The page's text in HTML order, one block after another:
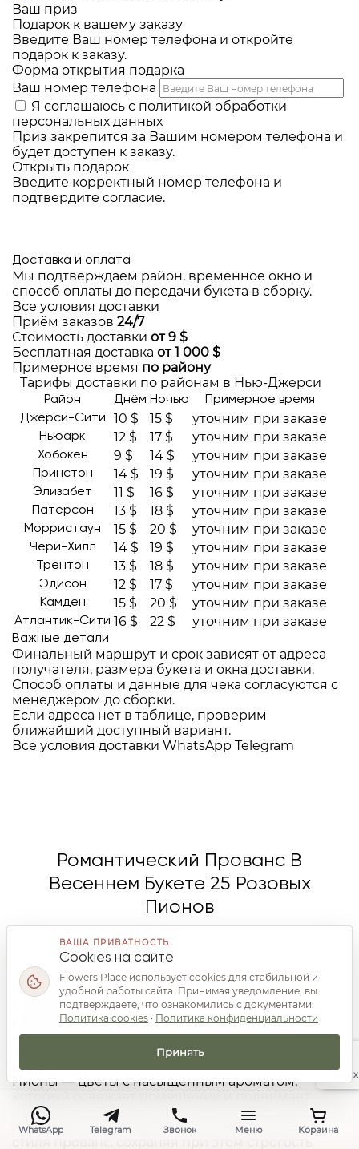
Ваш приз
Подарок к вашему заказу
Введите Ваш номер телефона и откройте
подарок к заказу.
Форма открытия подарка
Ваш номер телефона
Я соглашаюсь с политикой обработки
персональных данных
Приз закрепится за Вашим номером телефона и
будет доступен к заказу.
Открыть подарок
Введите корректный номер телефона и
подтвердите согласие.
Доставка и оплата
Мы подтверждаем район, временное окно и
способ оплаты до передачи букета в сборку.
Все условия доставки
Приём заказов 24/7
Стоимость доставки от 9 $
Бесплатная доставка от 1 000 $
Примерное время по району
Тарифы доставки по районам в Нью-Джерси
Район Днём Ночью
Примерное время
Джерси-Сити
10 $ 15 $ уточним при заказе
Ньюарк 12 $ 17 $ уточним при заказе
Хобокен 9 $ 14 $ уточним при заказе
Принстон 14 $ 19 $ уточним при заказе
Элизабет 11 $ 16 $ уточним при заказе
Патерсон 13 $ 18 $ уточним при заказе
Морристаун 15 $ 20 $ уточним при заказе
Чери-Хилл 14 $ 19 $ уточним при заказе
Трентон 13 $ 18 $ уточним при заказе
Эдисон 12 $ 17 $ уточним при заказе
Камден 15 $ 20 $ уточним при заказе
Атлантик-Сити 16 $ 22 $ уточним при заказе
Важные детали
Финальный маршрут и срок зависят от адреса
получателя, размера букета и окна доставки.
Способ оплаты и данные для чека согласуются с
менеджером до сборки.
Если адреса нет в таблице, проверим
ближайший доступный вариант.
Все условия доставки WhatsApp Telegram
Романтический Прованс В
Весеннем Букете 25 Розовых
Пионов
Этот круглый букет из 25 розовых пионов
создаёт лёгкую, свежую атмосферу весны и лета.
Его нежный розовый оттенок подчёркивает
романтичность и элегантность композиции,
идеально подходящей для поздравлений с
успехом или выражения благодарности в Нью-
Джерси.
Пионы — цветы с насыщенным ароматом,
который освежает помещение и поднимает
настроение. Бумажная упаковка крафт с лентами
добавляет естественности и современного
WhatsApp Telegram Звонок Меню Корзина
Наверх
ВАША ПРИВАТНОСТЬ
Cookies на сайте
Flowers Place использует cookies для стабильной и
удобной работы сайта. Принимая уведомление, вы
подтверждаете, что ознакомились с документами:
Политика cookies · Политика конфиденциальности
Принять